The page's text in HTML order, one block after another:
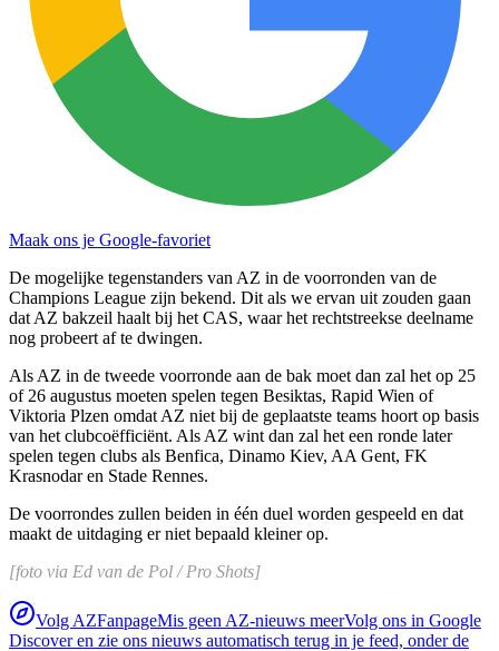
Maak ons je Google-favoriet
De mogelijke tegenstanders van AZ in de voorronden van de
Champions League zijn bekend. Dit als we ervan uit zouden gaan
dat AZ bakzeil haalt bij het CAS, waar het rechtstreekse deelname
nog probeert af te dwingen.
Als AZ in de tweede voorronde aan de bak moet dan zal het op 25
of 26 augustus moeten spelen tegen Besiktas, Rapid Wien of
Viktoria Plzen omdat AZ niet bij de geplaatste teams hoort op basis
van het clubcoëfficiënt. Als AZ wint dan zal het een ronde later
spelen tegen clubs als Benfica, Dinamo Kiev, AA Gent, FK
Krasnodar en Stade Rennes.
De voorrondes zullen beiden in één duel worden gespeeld en dat
maakt de uitdaging er niet bepaald kleiner op.
[foto via Ed van de Pol / Pro Shots]
Volg AZFanpageMis geen AZ-nieuws meerVolg ons in Google
Discover en zie ons nieuws automatisch terug in je feed, onder de